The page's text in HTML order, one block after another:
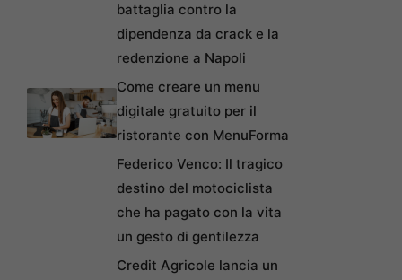
battaglia contro la
dipendenza da crack e la
redenzione a Napoli
Come creare un menu
digitale gratuito per il
ristorante con MenuForma
Federico Venco: Il tragico
destino del motociclista
che ha pagato con la vita
un gesto di gentilezza
Credit Agricole lancia un